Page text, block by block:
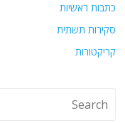
כתבות ראשיות
סקירות תשתית
קריקטורות